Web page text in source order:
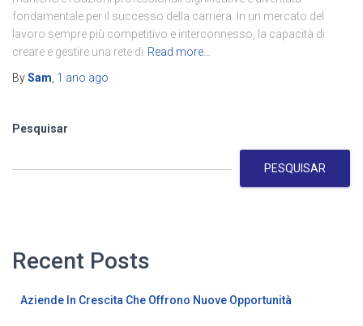
fondamentale per il successo della carriera. In un mercato del
lavoro sempre più competitivo e interconnesso, la capacità di
creare e gestire una rete di Read more…
BySam, 1 ano ago
Pesquisar
PESQUISAR
Recent Posts
Aziende In Crescita Che Offrono Nuove Opportunità